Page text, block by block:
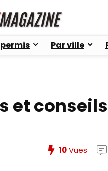
Par ville
et conseils
10Vues